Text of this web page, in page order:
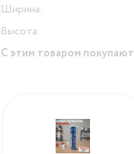
Ширина:
Высота:
С этим товаром покупают